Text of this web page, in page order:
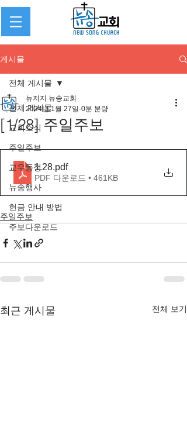
게시물
전체 게시물
교회소식
주일주보
교우동정
뉴송행사
헌금 안내 방법
주보다운로드
전체 게시물
[1/28] 주일주보
뉴저지 뉴송교회
2024년 1월 27일 0분 분량
1.28.pdf
PDF 다운로드 • 461KB
주일주보
최근 게시물 전체 보기